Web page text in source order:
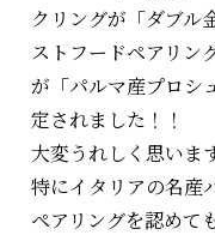
クリングが「ダブル
ストフードペアリン
が「パルマ産プロシ
定されました！！
大変うれしく思いま
特にイタリアの名産
ペアリングを認めて